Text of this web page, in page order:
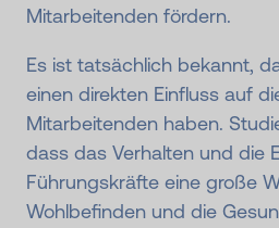
Mitarbeitenden fördern.
Es ist tatsächlich bekannt,
einen direkten Einfluss auf
Mitarbeitenden haben.
dass das Verhalten und die
Führungskräfte eine große
Wohlbefinden und die